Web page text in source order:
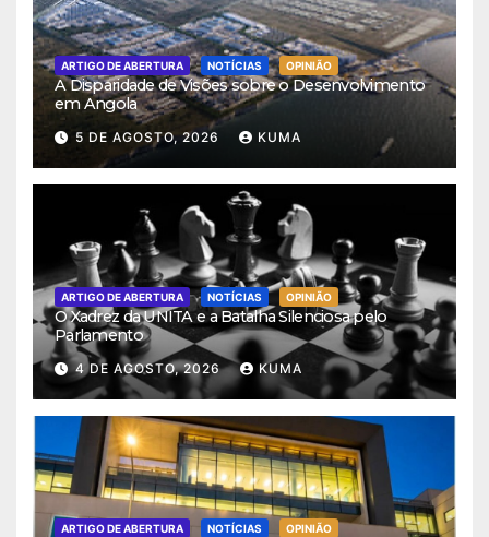
ARTIGO DE ABERTURA NOTÍCIAS OPINIÃO
A Disparidade de Visões sobre o Desenvolvimento
em Angola
5 DE AGOSTO, 2026 KUMA
ARTIGO DE ABERTURA NOTÍCIAS OPINIÃO
O Xadrez da UNITA e a Batalha Silenciosa pelo
Parlamento
4 DE AGOSTO, 2026 KUMA
ARTIGO DE ABERTURA NOTÍCIAS OPINIÃO